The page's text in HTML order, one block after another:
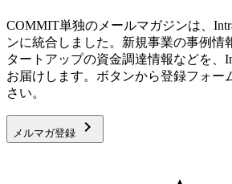
COMMIT単独のメールマガジンは、
ンに統合しました。新規事業の事例情
タートアップの資金調達情報などを、
お届けします。ボタンから登録フォー
さい。
メルマガ登録 keyboard_arrow_right